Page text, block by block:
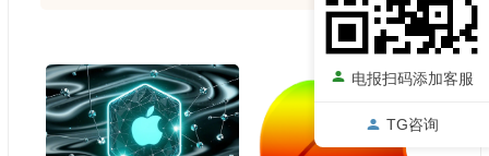
电报扫码添加客服
TG咨询